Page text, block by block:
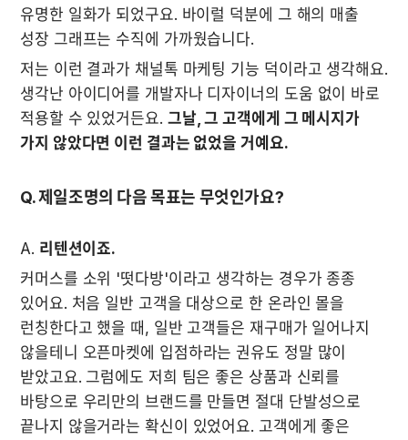
유명한 일화가 되었구요. 바이럴 덕분에 그 해의 매출
성장 그래프는 수직에 가까웠습니다.
저는 이런 결과가 채널톡 마케팅 기능 덕이라고 생각해요.
생각난 아이디어를 개발자나 디자이너의 도움 없이 바로
적용할 수 있었거든요. 그날, 그 고객에게 그 메시지가
가지 않았다면 이런 결과는 없었을 거예요.
Q. 제일조명의 다음 목표는 무엇인가요?
A. 리텐션이죠.
커머스를 소위 '떳다방'이라고 생각하는 경우가 종종
있어요. 처음 일반 고객을 대상으로 한 온라인 몰을
런칭한다고 했을 때, 일반 고객들은 재구매가 일어나지
않을테니 오픈마켓에 입점하라는 권유도 정말 많이
받았고요. 그럼에도 저희 팀은 좋은 상품과 신뢰를
바탕으로 우리만의 브랜드를 만들면 절대 단발성으로
끝나지 않을거라는 확신이 있었어요. 고객에게 좋은